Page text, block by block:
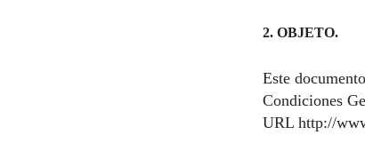
2. OBJETO.
Este
Condiciones
URL http://